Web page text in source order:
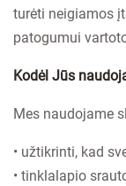
turėti neigiamos
patogumui
Kodėl Jūs
Mes naudojame
• užtikrinti, kad
• tinklalapio